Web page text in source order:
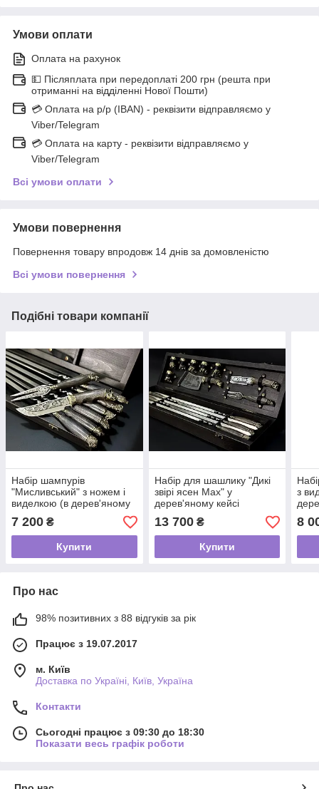
Умови оплати
Оплата на рахунок
💵 Післяплата при передоплаті 200 грн (решта при
отриманні на відділенні Нової Пошти)
💳 Оплата на р/р (IBAN) - реквізити відправляємо у
Viber/Telegram
💳 Оплата на карту - реквізити відправляємо у
Viber/Telegram
Всі умови оплати
Умови повернення
Повернення товару впродовж 14 днів за домовленістю
Всі умови повернення
Подібні товари компанії
Набір шампурів
"Мисливський" з ножем і
виделкою (в дерев'яному
кейсі)
7 200 ₴
Купити
Набір для шашлику "Дикі
звірі ясен Max" у
дерев'яному кейсі
(шампура, чарки, ніж,
виделка, сікач)
13 700₴
Купити
з
8
Про нас
98% позитивних з 88 відгуків за рік
Працює з 19.07.2017
м. Київ
Доставка по Україні, Київ, Україна
Контакти
Сьогодні працює з 09:30 до 18:30
Показати весь графік роботи